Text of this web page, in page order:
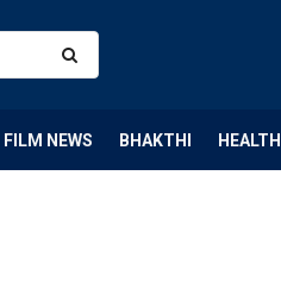
FILM NEWS BHAKTHI HEALTH